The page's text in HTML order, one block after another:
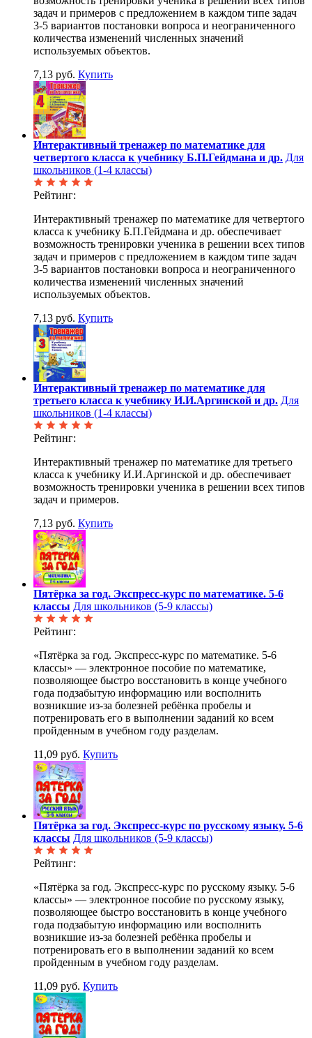
задач и примеров с предложением в каждом типе задач
3-5 вариантов постановки вопроса и неограниченного
количества изменений численных значений
используемых объектов.
7,13 руб. Купить
Интерактивный тренажер по математике для
четвертого класса к учебнику Б.П.Гейдмана и др. Для
школьников (1-4 классы)
Рейтинг:
Интерактивный тренажер по математике для четвертого
класса к учебнику Б.П.Гейдмана и др. обеспечивает
возможность тренировки ученика в решении всех типов
задач и примеров с предложением в каждом типе задач
3-5 вариантов постановки вопроса и неограниченного
количества изменений численных значений
используемых объектов.
7,13 руб. Купить
Интерактивный тренажер по математике для
третьего класса к учебнику И.И.Аргинской и др. Для
школьников (1-4 классы)
Рейтинг:
Интерактивный тренажер по математике для третьего
класса к учебнику И.И.Аргинской и др. обеспечивает
возможность тренировки ученика в решении всех типов
задач и примеров.
7,13 руб. Купить
Пятёрка за год. Экспресс-курс по математике. 5-6
классы Для школьников (5-9 классы)
Рейтинг:
«Пятёрка за год. Экспресс-курс по математике. 5-6
классы» — электронное пособие по математике,
позволяющее быстро восстановить в конце учебного
года подзабытую информацию или восполнить
возникшие из-за болезней ребёнка пробелы и
потренировать его в выполнении заданий ко всем
пройденным в учебном году разделам.
11,09 руб. Купить
Пятёрка за год. Экспресс-курс по русскому языку. 5-6
классы Для школьников (5-9 классы)
Рейтинг:
«Пятёрка за год. Экспресс-курс по русскому языку. 5-6
классы» — электронное пособие по русскому языку,
позволяющее быстро восстановить в конце учебного
года подзабытую информацию или восполнить
возникшие из-за болезней ребёнка пробелы и
потренировать его в выполнении заданий ко всем
пройденным в учебном году разделам.
11,09 руб. Купить